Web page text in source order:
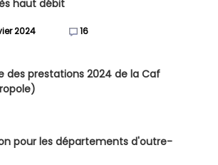
haut débit
2024 16
des prestations 2024 de la Caf
pour les départements d'outre-